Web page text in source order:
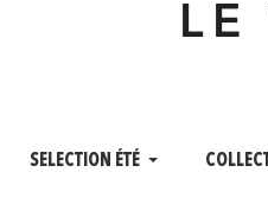
LE
SELECTION ÉTÉ